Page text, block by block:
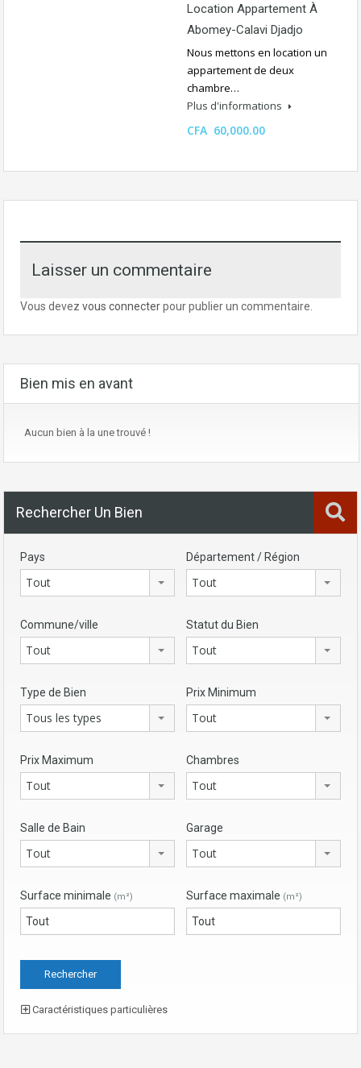
Location Appartement À
Abomey-Calavi Djadjo
Nous mettons en location un
appartement de deux
chambre…
Plus d'informations
CFA 60,000.00
Laisser un commentaire
Vous devez vous connecterpour publier un commentaire.
Bien mis en avant
Aucun bien à la une trouvé !
Rechercher Un Bien
Pays
Tout
Département / Région
Tout
Commune/ville
Tout
Statut du Bien
Tout
Type de Bien
Tous les types
Prix Minimum
Tout
Prix Maximum
Tout
Chambres
Tout
Salle de Bain
Tout
Garage
Tout
Surface minimale (m²) Surface maximale (m²)
Caractéristiques particulières